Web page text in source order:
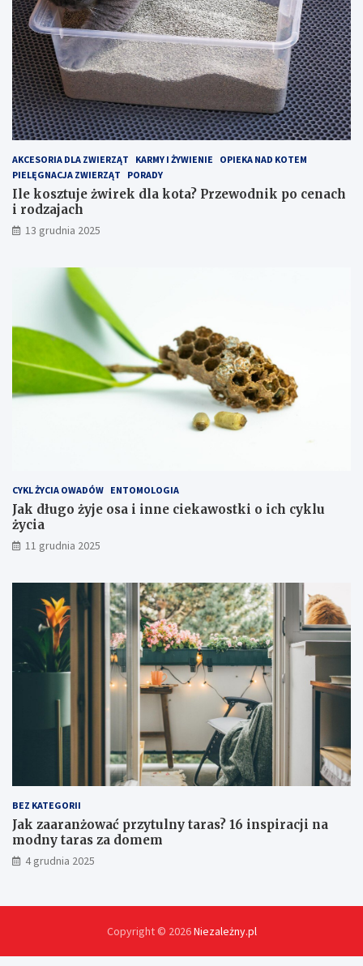
a
c
h
–
j
a
k
z
o
p
t
y
m
a
l
ć
o
t
l
o
a
t
j
n
i
k
p
o
c
e
n
a
c
h
i
r
o
d
h
AKCESORIA DLA ZWIERZĄT KARMY I ŻYWIENIE
OPIEKA NAD KOTEM
PIELĘGNACJA ZWIERZĄT
PORADY
Ile kosztuje żwirek dla kota? Przewodnik po cenach
i rodzajach
13 grudnia 2025
CYKL ŻYCIA OWADÓW ENTOMOLOGIA
Jak długo żyje osa i inne ciekawostki o ich cyklu
życia
11 grudnia 2025
BEZ KATEGORII
Jak zaaranżować przytulny taras? 16 inspiracji na
modny taras za domem
4 grudnia 2025
Copyright © 2026Niezależny.pl